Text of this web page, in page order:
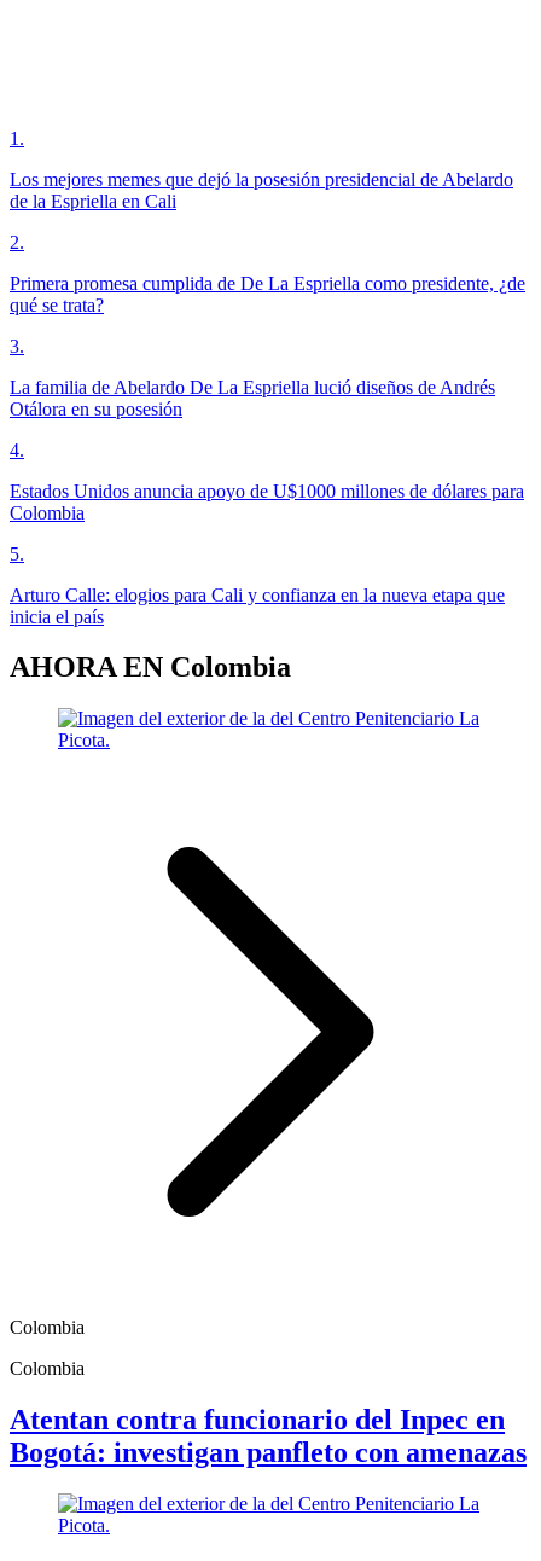
1 .
Los mejores memes que dejó la posesión presidencial de Abelardo
de la Espriella en Cali
2.
Primera promesa cumplida de De La Espriella como presidente, ¿de
qué se trata?
3.
La familia de Abelardo De La Espriella lució diseños de Andrés
Otálora en su posesión
4.
Estados Unidos anuncia apoyo de U$1000 millones de dólares para
Colombia
5.
Arturo Calle: elogios para Cali y confianza en la nueva etapa que
inicia el país
AHORA EN Colombia
Colombia
Colombia
Atentan contra funcionario del Inpec en
Bogotá: investigan panfleto con amenazas